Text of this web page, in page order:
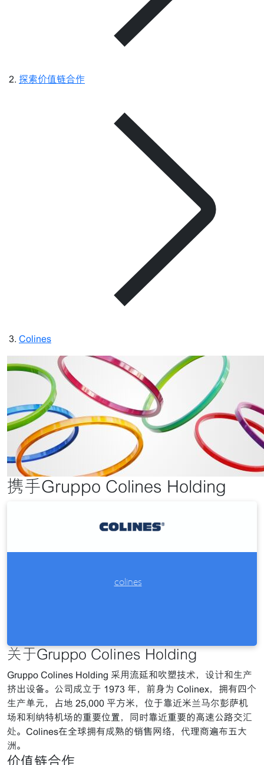
探索价值链合作
Colines
携手Gruppo Colines Holding
colines
关于Gruppo Colines Holding
Gruppo Colines Holding 采用流延和吹塑技术，设计和生产
挤出设备。公司成立于 1973 年，前身为 Colinex，拥有四个
生产单元，占地 25,000 平方米，位于靠近米兰马尔彭萨机
场和利纳特机场的重要位置，同时靠近重要的高速公路交汇
处。Colines在全球拥有成熟的销售网络，代理商遍布五大
洲。
价值链合作